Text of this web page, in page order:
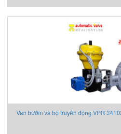
Van bướm và bộ truyền động VPR